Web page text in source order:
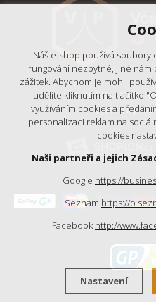
© 2018 - 2026,
- Výrobní
Náš e-shop používá
fungování nezbytné, jiné nám
zážitek. Abychom je mohli
udělíte kliknutím na tlačítko
využíváním cookies a
personalizaci reklam na
cookies
Naši partneři a jejich
Google https://
Seznam https://
Facebook http://
Nastavení